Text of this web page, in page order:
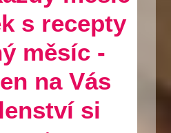
s recepty
měsíc -
na Vás
si